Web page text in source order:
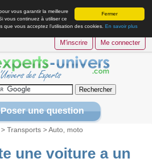
Fermer
vous garantir la meilleure
vous continuez à utiliser ce
que vous acceptez l’utilisation des cookies. En savoir plus
M'inscrire Me connecter
Poser une question
>Transports >Auto, moto
une voiture a un